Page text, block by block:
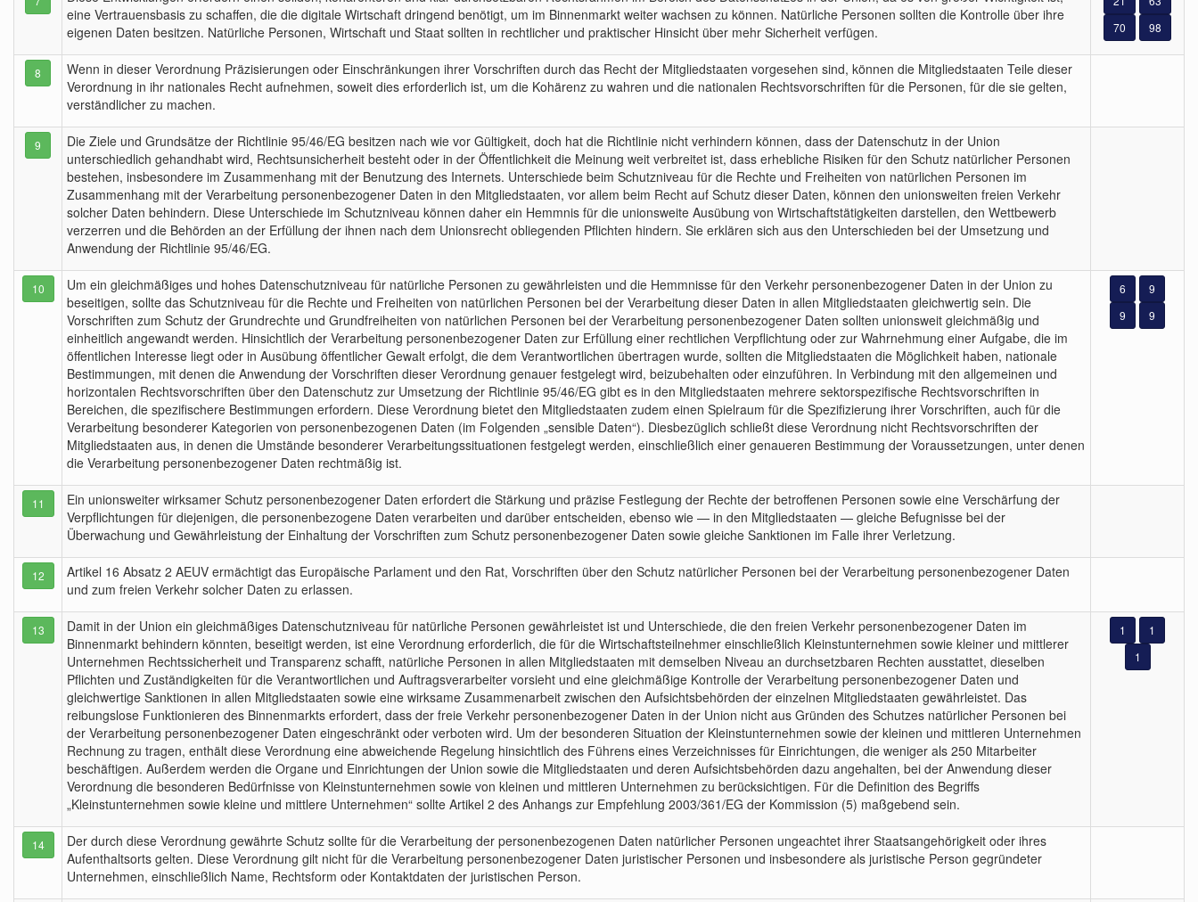
eine Vertrauensbasis zu schaffen, die die digitale Wirtschaft dringend benötigt, um im Binnenmarkt weiter wachsen zu können. Natürliche Personen sollten die Kontrolle über ihre
eigenen Daten besitzen. Natürliche Personen, Wirtschaft und Staat sollten in rechtlicher und praktischer Hinsicht über mehr Sicherheit verfügen.
70
98
8
Wenn in dieser Verordnung Präzisierungen oder Einschränkungen ihrer Vorschriften durch das Recht der Mitgliedstaaten vorgesehen sind, können die Mitgliedstaaten Teile dieser
Verordnung in ihr nationales Recht aufnehmen, soweit dies erforderlich ist, um die Kohärenz zu wahren und die nationalen Rechtsvorschriften für die Personen, für die sie gelten,
verständlicher zu machen.
9
Die Ziele und Grundsätze der Richtlinie 95/46/EG besitzen nach wie vor Gültigkeit, doch hat die Richtlinie nicht verhindern können, dass der Datenschutz in der Union
unterschiedlich gehandhabt wird, Rechtsunsicherheit besteht oder in der Öffentlichkeit die Meinung weit verbreitet ist, dass erhebliche Risiken für den Schutz natürlicher Personen
bestehen, insbesondere im Zusammenhang mit der Benutzung des Internets. Unterschiede beim Schutzniveau für die Rechte und Freiheiten von natürlichen Personen im
Zusammenhang mit der Verarbeitung personenbezogener Daten in den Mitgliedstaaten, vor allem beim Recht auf Schutz dieser Daten, können den unionsweiten freien Verkehr
solcher Daten behindern. Diese Unterschiede im Schutzniveau können daher ein Hemmnis für die unionsweite Ausübung von Wirtschaftstätigkeiten darstellen, den Wettbewerb
verzerren und die Behörden an der Erfüllung der ihnen nach dem Unionsrecht obliegenden Pflichten hindern. Sie erklären sich aus den Unterschieden bei der Umsetzung und
Anwendung der Richtlinie 95/46/EG.
10
Um ein gleichmäßiges und hohes Datenschutzniveau für natürliche Personen zu gewährleisten und die Hemmnisse für den Verkehr personenbezogener Daten in der Union zu
beseitigen, sollte das Schutzniveau für die Rechte und Freiheiten von natürlichen Personen bei der Verarbeitung dieser Daten in allen Mitgliedstaaten gleichwertig sein. Die
Vorschriften zum Schutz der Grundrechte und Grundfreiheiten von natürlichen Personen bei der Verarbeitung personenbezogener Daten sollten unionsweit gleichmäßig und
einheitlich angewandt werden. Hinsichtlich der Verarbeitung personenbezogener Daten zur Erfüllung einer rechtlichen Verpflichtung oder zur Wahrnehmung einer Aufgabe, die im
öffentlichen Interesse liegt oder in Ausübung öffentlicher Gewalt erfolgt, die dem Verantwortlichen übertragen wurde, sollten die Mitgliedstaaten die Möglichkeit haben, nationale
Bestimmungen, mit denen die Anwendung der Vorschriften dieser Verordnung genauer festgelegt wird, beizubehalten oder einzuführen. In Verbindung mit den allgemeinen und
horizontalen Rechtsvorschriften über den Datenschutz zur Umsetzung der Richtlinie 95/46/EG gibt es in den Mitgliedstaaten mehrere sektorspezifische Rechtsvorschriften in
Bereichen, die spezifischere Bestimmungen erfordern. Diese Verordnung bietet den Mitgliedstaaten zudem einen Spielraum für die Spezifizierung ihrer Vorschriften, auch für die
Verarbeitung besonderer Kategorien von personenbezogenen Daten (im Folgenden „sensible Daten“). Diesbezüglich schließt diese Verordnung nicht Rechtsvorschriften der
Mitgliedstaaten aus, in denen die Umstände besonderer Verarbeitungssituationen festgelegt werden, einschließlich einer genaueren Bestimmung der Voraussetzungen, unter denen
die Verarbeitung personenbezogener Daten rechtmäßig ist.
6
9
9
9
11
Ein unionsweiter wirksamer Schutz personenbezogener Daten erfordert die Stärkung und präzise Festlegung der Rechte der betroffenen Personen sowie eine Verschärfung der
Verpflichtungen für diejenigen, die personenbezogene Daten verarbeiten und darüber entscheiden, ebenso wie — in den Mitgliedstaaten — gleiche Befugnisse bei der
Überwachung und Gewährleistung der Einhaltung der Vorschriften zum Schutz personenbezogener Daten sowie gleiche Sanktionen im Falle ihrer Verletzung.
12
Artikel 16 Absatz 2 AEUV ermächtigt das Europäische Parlament und den Rat, Vorschriften über den Schutz natürlicher Personen bei der Verarbeitung personenbezogener Daten
und zum freien Verkehr solcher Daten zu erlassen.
13
Damit in der Union ein gleichmäßiges Datenschutzniveau für natürliche Personen gewährleistet ist und Unterschiede, die den freien Verkehr personenbezogener Daten im
Binnenmarkt behindern könnten, beseitigt werden, ist eine Verordnung erforderlich, die für die Wirtschaftsteilnehmer einschließlich Kleinstunternehmen sowie kleiner und mittlerer
Unternehmen Rechtssicherheit und Transparenz schafft, natürliche Personen in allen Mitgliedstaaten mit demselben Niveau an durchsetzbaren Rechten ausstattet, dieselben
Pflichten und Zuständigkeiten für die Verantwortlichen und Auftragsverarbeiter vorsieht und eine gleichmäßige Kontrolle der Verarbeitung personenbezogener Daten und
gleichwertige Sanktionen in allen Mitgliedstaaten sowie eine wirksame Zusammenarbeit zwischen den Aufsichtsbehörden der einzelnen Mitgliedstaaten gewährleistet. Das
reibungslose Funktionieren des Binnenmarkts erfordert, dass der freie Verkehr personenbezogener Daten in der Union nicht aus Gründen des Schutzes natürlicher Personen bei
der Verarbeitung personenbezogener Daten eingeschränkt oder verboten wird. Um der besonderen Situation der Kleinstunternehmen sowie der kleinen und mittleren Unternehmen
Rechnung zu tragen, enthält diese Verordnung eine abweichende Regelung hinsichtlich des Führens eines Verzeichnisses für Einrichtungen, die weniger als 250 Mitarbeiter
beschäftigen. Außerdem werden die Organe und Einrichtungen der Union sowie die Mitgliedstaaten und deren Aufsichtsbehörden dazu angehalten, bei der Anwendung dieser
Verordnung die besonderen Bedürfnisse von Kleinstunternehmen sowie von kleinen und mittleren Unternehmen zu berücksichtigen. Für die Definition des Begriffs
„Kleinstunternehmen sowie kleine und mittlere Unternehmen“ sollte Artikel 2 des Anhangs zur Empfehlung 2003/361/EG der Kommission (5) maßgebend sein.
1
1
1
14
Der durch diese Verordnung gewährte Schutz sollte für die Verarbeitung der personenbezogenen Daten natürlicher Personen ungeachtet ihrer Staatsangehörigkeit oder ihres
Aufenthaltsorts gelten. Diese Verordnung gilt nicht für die Verarbeitung personenbezogener Daten juristischer Personen und insbesondere als juristische Person gegründeter
Unternehmen, einschließlich Name, Rechtsform oder Kontaktdaten der juristischen Person.